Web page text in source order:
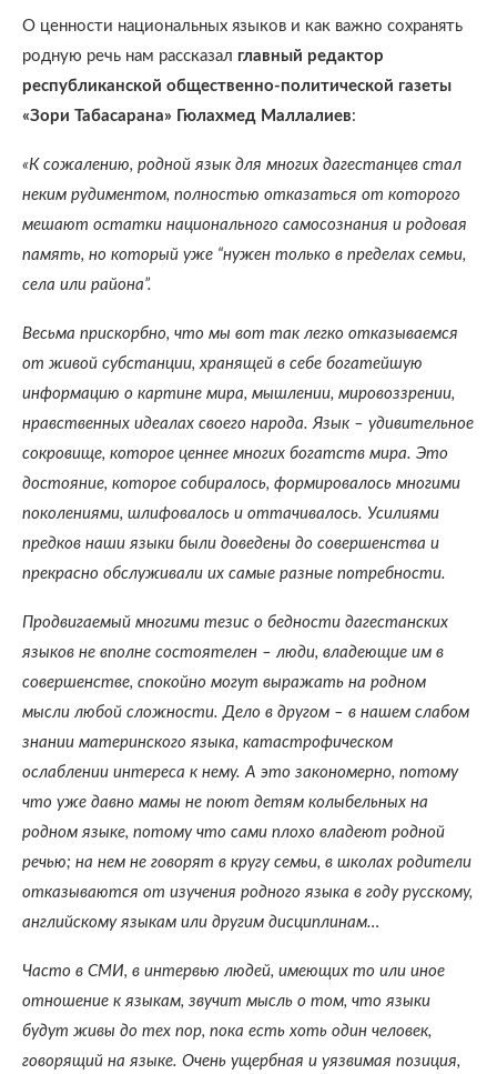
О ценности национальных языков и как важно сохранять
родную речь нам рассказал главный редактор
республиканской общественно-политической газеты
«Зори Табасарана» Гюлахмед Маллалиев:
«К сожалению, родной язык для многих дагестанцев стал
неким рудиментом, полностью отказаться от которого
мешают остатки национального самосознания и родовая
память, но который уже “нужен только в пределах семьи,
села или района”.
Весьма прискорбно, что мы вот так легко отказываемся
от живой субстанции, хранящей в себе богатейшую
информацию о картине мира, мышлении, мировоззрении,
нравственных идеалах своего народа. Язык – удивительное
сокровище, которое ценнее многих богатств мира. Это
достояние, которое собиралось, формировалось многими
поколениями, шлифовалось и оттачивалось. Усилиями
предков наши языки были доведены до совершенства и
прекрасно обслуживали их самые разные потребности.
Продвигаемый многими тезис о бедности дагестанских
языков не вполне состоятелен – люди, владеющие им в
совершенстве, спокойно могут выражать на родном
мысли любой сложности. Дело в другом – в нашем слабом
знании материнского языка, катастрофическом
ослаблении интереса к нему. А это закономерно, потому
что уже давно мамы не поют детям колыбельных на
родном языке, потому что сами плохо владеют родной
речью; на нем не говорят в кругу семьи, в школах родители
отказываются от изучения родного языка в году русскому,
английскому языкам или другим дисциплинам…
Часто в СМИ, в интервью людей, имеющих то или иное
отношение к языкам, звучит мысль о том, что языки
будут живы до тех пор, пока есть хоть один человек,
говорящий на языке. Очень ущербная и уязвимая позиция,